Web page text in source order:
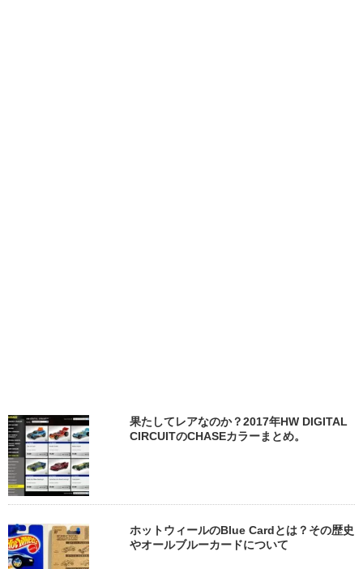
果たしてレアなのか？2017年HW DIGITAL
CIRCUITのCHASEカラーまとめ。
ホットウィールのBlue Cardとは？その歴史
やオールブルーカードについて